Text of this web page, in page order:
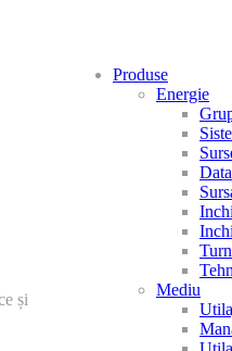
Produse
Energie
Mediu
și